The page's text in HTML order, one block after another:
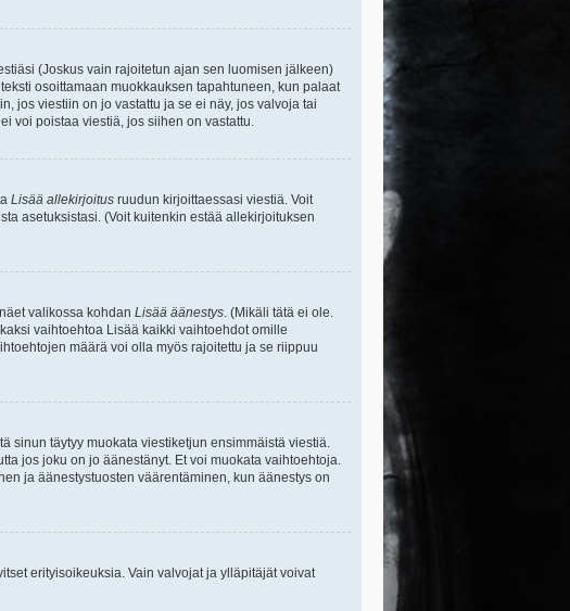
(Joskus vain rajoitetun ajan sen luomisen jälkeen)
osoittamaan muokkauksen tapahtuneen, kun palaat
jos viestiin on jo vastattu ja se ei näy, jos valvoja tai
voi poistaa viestiä, jos siihen on vastattu.
Lisää allekirjoitus ruudun kirjoittaessasi viestiä. Voit
asetuksistasi. (Voit kuitenkin estää allekirjoituksen
valikossa kohdan Lisää äänestys. (Mikäli tätä ei ole.
vaihtoehtoa Lisää kaikki vaihtoehdot omille
määrä voi olla myös rajoitettu ja se riippuu
sinun täytyy muokata viestiketjun ensimmäistä viestiä.
jos joku on jo äänestänyt. Et voi muokata vaihtoehtoja.
ja äänestystuosten väärentäminen, kun äänestys on
erityisoikeuksia. Vain valvojat ja ylläpitäjät voivat